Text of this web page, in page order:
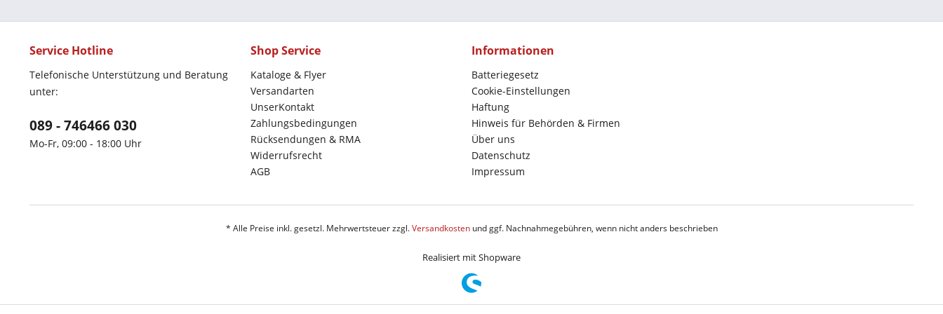
Service Hotline
Telefonische Unterstützung und Beratung
unter:
089 - 746466 030
Mo-Fr, 09:00 - 18:00 Uhr
Shop Service
Kataloge & Flyer
Versandarten
UnserKontakt
Zahlungsbedingungen
Rücksendungen & RMA
Widerrufsrecht
AGB
Informationen
Batteriegesetz
Cookie-Einstellungen
Haftung
Hinweis für Behörden & Firmen
Über uns
Datenschutz
Impressum
* Alle Preise inkl. gesetzl. Mehrwertsteuer zzgl.Versandkostenund ggf. Nachnahmegebühren, wenn nicht anders beschrieben
Realisiert mit Shopware